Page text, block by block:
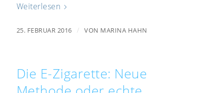
Weiterlesen
25. FEBRUAR 2016 / VON MARINA HAHN
Die E-Zigarette: Neue